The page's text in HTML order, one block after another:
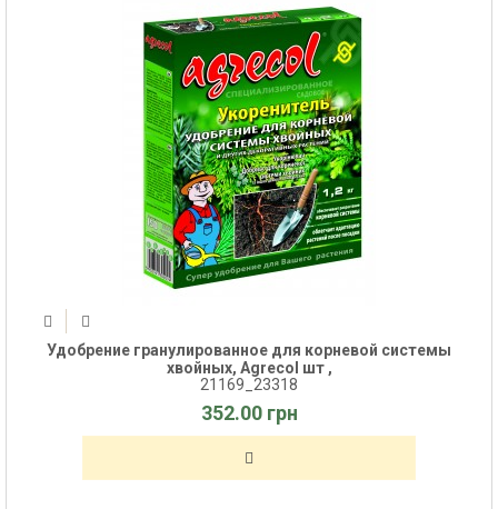
Удобрение гранулированное для корневой системы
хвойных, Agrecol шт ,
21169_23318
352.00 грн